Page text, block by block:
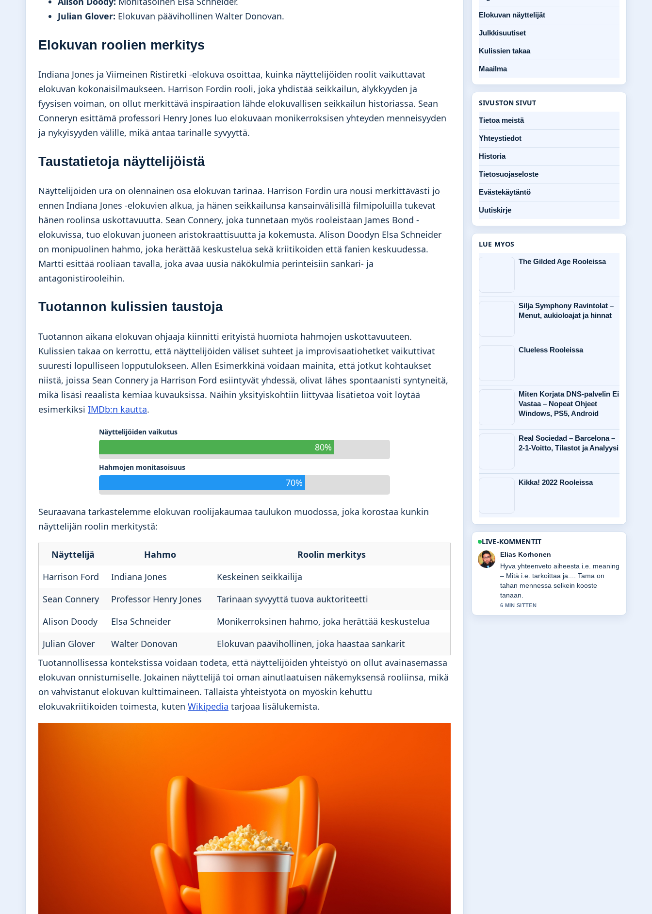
Julian Glover: Elokuvan päävihollinen Walter Donovan.
Elokuvan roolien merkitys
Indiana Jones ja Viimeinen Ristiretki -elokuva osoittaa, kuinka näyttelijöiden roolit vaikuttavat
elokuvan kokonaisilmaukseen. Harrison Fordin rooli, joka yhdistää seikkailun, älykkyyden ja
fyysisen voiman, on ollut merkittävä inspiraation lähde elokuvallisen seikkailun historiassa. Sean
Conneryn esittämä professori Henry Jones luo elokuvaan monikerroksisen yhteyden menneisyyden
ja nykyisyyden välille, mikä antaa tarinalle syvyyttä.
Taustatietoja näyttelijöistä
Näyttelijöiden ura on olennainen osa elokuvan tarinaa. Harrison Fordin ura nousi merkittävästi jo
ennen Indiana Jones -elokuvien alkua, ja hänen seikkailunsa kansainvälisillä filmipoluilla tukevat
hänen roolinsa uskottavuutta. Sean Connery, joka tunnetaan myös rooleistaan James Bond -
elokuvissa, tuo elokuvan juoneen aristokraattisuutta ja kokemusta. Alison Doodyn Elsa Schneider
on monipuolinen hahmo, joka herättää keskustelua sekä kriitikoiden että fanien keskuudessa.
Martti esittää rooliaan tavalla, joka avaa uusia näkökulmia perinteisiin sankari- ja
antagonistirooleihin.
Tuotannon kulissien taustoja
Tuotannon aikana elokuvan ohjaaja kiinnitti erityistä huomiota hahmojen uskottavuuteen.
Kulissien takaa on kerrottu, että näyttelijöiden väliset suhteet ja improvisaatiohetket vaikuttivat
suuresti lopulliseen lopputulokseen. Allen Esimerkkinä voidaan mainita, että jotkut kohtaukset
niistä, joissa Sean Connery ja Harrison Ford esiintyvät yhdessä, olivat lähes spontaanisti syntyneitä,
mikä lisäsi reaalista kemiaa kuvauksissa. Näihin yksityiskohtiin liittyvää lisätietoa voit löytää
esimerkiksi IMDb:n kautta.
Näyttelijöiden vaikutus
80%
Hahmojen monitasoisuus
70%
Seuraavana tarkastelemme elokuvan roolijakaumaa taulukon muodossa, joka korostaa kunkin
näyttelijän roolin merkitystä:
Näyttelijä Hahmo
Roolin merkitys
Harrison Ford
Indiana Jones
Keskeinen seikkailija
Sean Connery
Professor Henry Jones
Tarinaan syvyyttä tuova auktoriteetti
Alison Doody
Elsa Schneider
Monikerroksinen hahmo, joka herättää keskustelua
Julian Glover
Walter Donovan
Elokuvan päävihollinen, joka haastaa sankarit
Tuotannollisessa kontekstissa voidaan todeta, että näyttelijöiden yhteistyö on ollut avainasemassa
elokuvan onnistumiselle. Jokainen näyttelijä toi oman ainutlaatuisen näkemyksensä rooliinsa, mikä
on vahvistanut elokuvan kulttimaineen. Tällaista yhteistyötä on myöskin kehuttu
elokuvakriitikoiden toimesta, kuten Wikipedia tarjoaa lisälukemista.
Elokuvan näyttelijät
Julkkisuutiset
Kulissien takaa
Maailma
SIVUSTON SIVUT
Tietoa meistä
Yhteystiedot
Historia
Tietosuojaseloste
Evästekäytäntö
Uutiskirje
LUE MYOS
The Gilded Age Rooleissa
Silja Symphony Ravintolat –
Menut, aukioloajat ja hinnat
Clueless Rooleissa
Miten Korjata DNS-palvelin Ei
Vastaa – Nopeat Ohjeet
Windows, PS5, Android
Real Sociedad – Barcelona –
2-1-Voitto, Tilastot ja Analyysi
Kikka! 2022 Rooleissa
LIVE-KOMMENTIT
Noora Niemi
Seuraan The Electric State: onko se
hyvä elokuva...-lahetysta tarkasti –
arvostan tasapainoista savyja.
8 MIN SITTEN